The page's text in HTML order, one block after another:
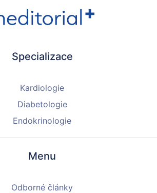
Specializace
Kardiologie
Diabetologie
Endokrinologie
Menu
Odborné články